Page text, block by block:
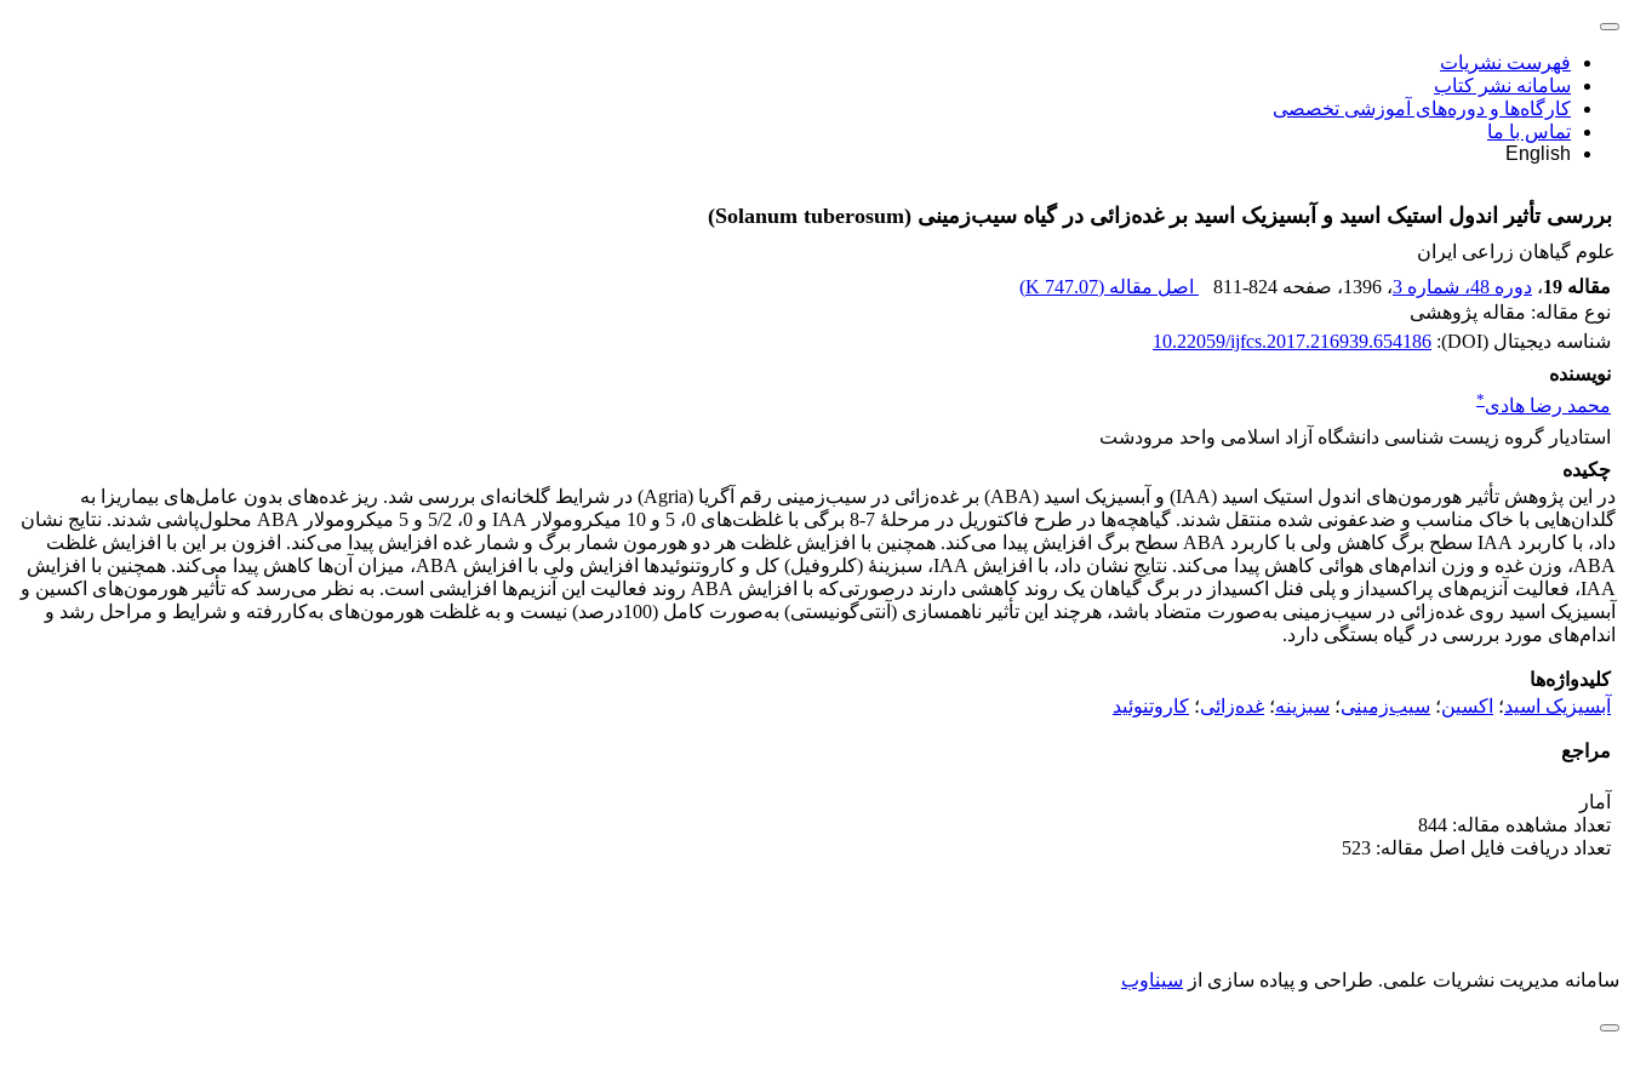
فهرست نشریات
سامانه نشر کتاب
کارگاه‌ها و دوره‌های آموزشی تخصصی
تماس با ما
English
بررسی تأثیر اندول استیک اسید و آبسیزیک اسید بر غده‌زائی در گیاه سیب‌زمینی (Solanum tuberosum)
علوم گیاهان زراعی ایران
مقاله 19
، دوره 48، شماره 3 ، 1396 ، صفحه 811-824 اصل مقاله (747.07 K
)
نوع مقاله: مقاله پژوهشی
شناسه دیجیتال (DOI):
10.22059/ijfcs.2017.216939.654186
نویسنده
محمد رضا هادی*
استادیار گروه زیست شناسی دانشگاه آزاد اسلامی واحد مرودشت
چکیده
در این پژوهش تأثیر هورمون‌های اندول استیک اسید (IAA) و آبسیزیک اسید (ABA) بر غده‌زائی در سیب‌زمینی رقم آگریا (Agria) در شرایط گلخانه‌ای بررسی شد. ریز غده‌های بدون عامل‌های بیماریزا به
گلدان‌هایی با خاک مناسب و ضدعفونی شده منتقل شدند. گیاهچه‌ها در طرح فاکتوریل در مرحلۀ 7-8 برگی با غلظت‌های 0، 5 و 10 میکرومولار IAA و 0، 5/2 و 5 میکرومولار ABA محلول‌پاشی شدند. نتایج نشان
داد، با کاربرد IAA سطح برگ کاهش ولی با کاربرد ABA سطح برگ افزایش پیدا می‌کند. همچنین با افزایش غلظت هر دو هورمون شمار برگ و شمار غده افزایش پیدا می‌کند. افزون بر این با افزایش غلظت
ABA، وزن غده و وزن اندام‌های هوائی کاهش پیدا می‌کند. نتایج نشان داد، با افزایش IAA، سبزینۀ (کلروفیل) کل و کاروتنوئیدها افزایش ولی با افزایش ABA، میزان آن‌ها کاهش پیدا می‌کند. همچنین با افزایش
IAA، فعالیت آنزیم‌های پراکسیداز و پلی فنل اکسیداز در برگ گیاهان یک روند کاهشی دارند درصورتی‌که با افزایش ABA روند فعالیت این آنزیم‌ها افزایشی است. به نظر می‌رسد که تأثیر هورمون‌های اکسین و
آبسیزیک اسید روی غده‌زائی در سیب‌زمینی به‌صورت متضاد باشد، هرچند این تأثیر ناهمسازی (آنتی‌گونیستی) به‌صورت کامل (100درصد) نیست و به غلظت هورمون‌های به‌کاررفته و شرایط و مراحل رشد و
اندام‌های مورد بررسی در گیاه بستگی دارد.
کلیدواژه‌ها
آبسیزیک اسید؛ اکسین؛ سیب‌زمینی؛ سبزینه؛ غده‌زائی؛ کاروتنوئید
مراجع
آمار
تعداد مشاهده مقاله: 844
تعداد دریافت فایل اصل مقاله: 523
سامانه مدیریت نشریات علمی. طراحی و پیاده سازی از سیناوب